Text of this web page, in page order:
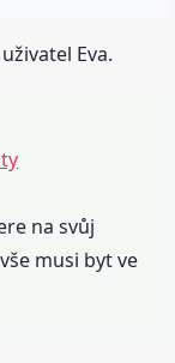
Eva.
na svůj
musi byt ve